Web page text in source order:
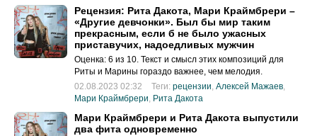
Рецензия: Рита Дакота, Мари Краймбрери –
«Другие девчонки». Был бы мир таким
прекрасным, если б не было ужасных
приставучих, надоедливых мужчин
Оценка: 6 из 10. Текст и смысл этих композиций для
Риты и Марины гораздо важнее, чем мелодия.
02.08.2023 02:32
Теги: рецензии, Алексей Мажаев,
Мари Краймбрери, Рита Дакота
Мари Краймбрери и Рита Дакота выпустили
два фита одновременно